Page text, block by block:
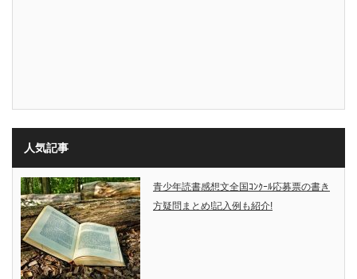
人気記事
青少年読書感想文全国ｺﾝｸｰﾙ応募票の書き
方疑問まとめ!記入例も紹介!